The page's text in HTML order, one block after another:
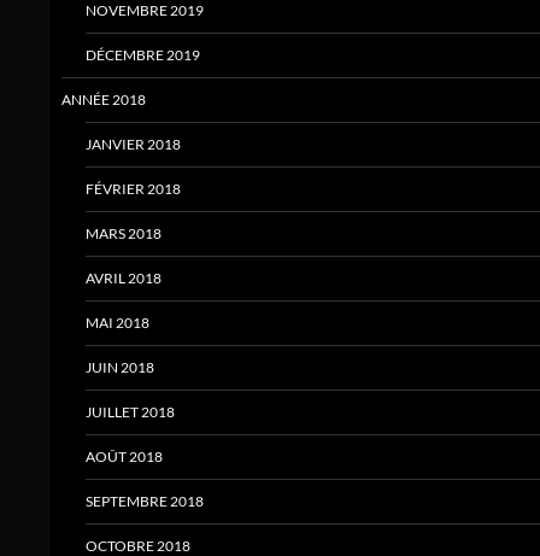
NOVEMBRE 2019
DÉCEMBRE 2019
ANNÉE 2018
JANVIER 2018
FÉVRIER 2018
MARS 2018
AVRIL 2018
MAI 2018
JUIN 2018
JUILLET 2018
AOÛT 2018
SEPTEMBRE 2018
OCTOBRE 2018